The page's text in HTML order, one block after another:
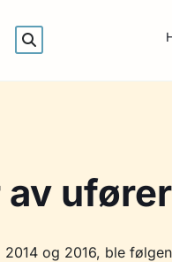
og 2016, ble